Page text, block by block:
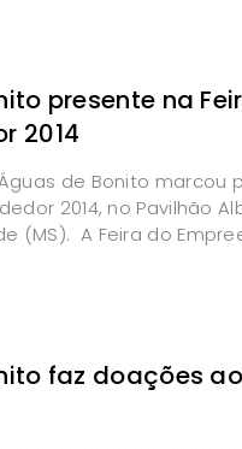
presente na
2014
de Bonito marcou
2014, no Pavilhão
(MS). A Feira do
faz doações